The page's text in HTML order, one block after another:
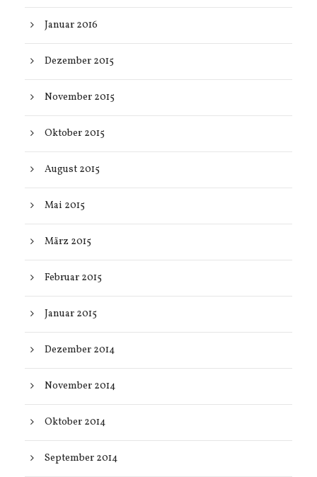
Januar 2016
Dezember 2015
November 2015
Oktober 2015
August 2015
Mai 2015
März 2015
Februar 2015
Januar 2015
Dezember 2014
November 2014
Oktober 2014
September 2014